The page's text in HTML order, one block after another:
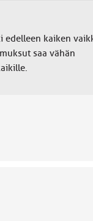
edelleen kaiken
saa vähän